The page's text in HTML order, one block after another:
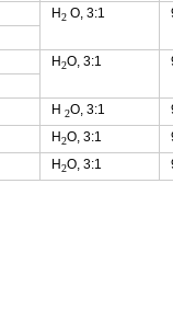
Н2O, 3:1
Н2O, 3:1
Н 2O, 3:1
H2О, 3:1
Н2O, 3:1